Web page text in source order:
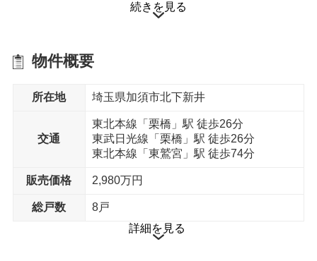
室内物干し 室外物干し金物
断熱材 ベタ基礎工法
続きを見る
物件概要
所在地 埼玉県加須市北下新井
交通
東北本線「栗橋」駅 徒歩26分
東武日光線「栗橋」駅 徒歩26分
東北本線「東鷲宮」駅 徒歩74分
販売価格 2,980万円
総戸数
8戸
詳細を見る